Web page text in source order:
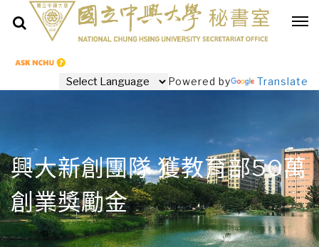
Powered by Translate
興大新創團隊 獲教育部50萬
創業獎勵金